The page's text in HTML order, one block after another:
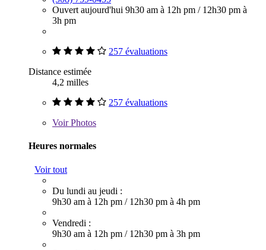
Ouvert aujourd'hui 9h30 am à 12h pm / 12h30 pm à
3h pm
257 évaluations
Distance estimée
4,2 milles
257 évaluations
VoirPhotos
Heures normales
Voir tout
Du lundi au jeudi :
9h30 am à 12h pm / 12h30 pm à 4h pm
Vendredi :
9h30 am à 12h pm / 12h30 pm à 3h pm